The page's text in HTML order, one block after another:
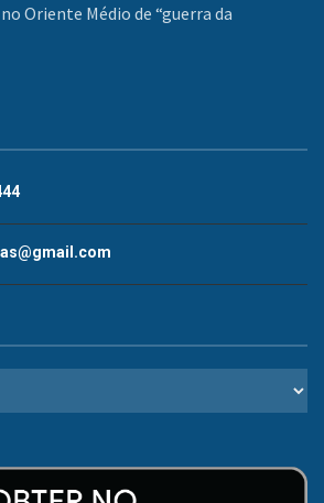
Oriente Médio de “guerra da